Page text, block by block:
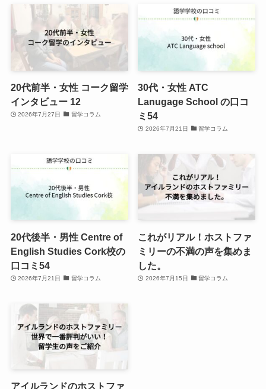
20代前半・女性 コーク留学
インタビュー 12
2026年7月27日 留学コラム
30代・女性 ATC
Lanugage School の口コ
ミ54
2026年7月21日 留学コラム
20代後半・男性 Centre of
English Studies Cork校の
口コミ54
2026年7月21日 留学コラム
これがリアル！ホストファ
ミリーの不満の声を集めま
した。
2026年7月15日 留学コラム
アイルランドのホストファ